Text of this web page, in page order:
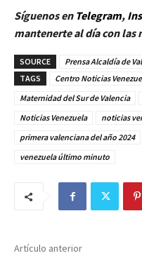
Síguenos en Telegram,
mantenerte al día con las
SOURCE
Prensa Alcaldía de
TAGS
Centro Noticias
Maternidad del Sur de Valencia
Noticias Venezuela
noticias
primera valenciana del año 2024
venezuela último minuto
Artículo anterior